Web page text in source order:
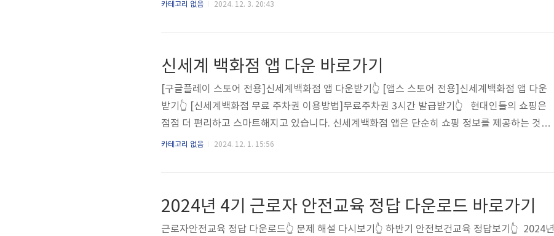
번쨰 버튼을 통해 문제와 정답을 확인하고 조회하거나 파일로 다운받아..
카테고리 없음 2024. 12. 3. 20:43
신세계 백화점 앱 다운 바로가기
[구글플레이 스토어 전용]신세계백화점 앱 다운받기👆 [앱스 스토어 전용]신세계백화점 앱 다운
받기👆 [신세계백화점 무료 주차권 이용방법]무료주차권 3시간 발급받기👆 현대인들의 쇼핑은
점점 더 편리하고 스마트해지고 있습니다. 신세계백화점 앱은 단순히 쇼핑 정보를 제공하는 것을
넘어, 다양한 혜택과 편리한 기능으로 많은 고객들에게 사랑받고 있습니다. 오늘은 신세계백화점
지급되며, 이를 통해 주차비 부담을 줄일 수 ..
카테고리 없음 2024. 12. 1. 15:56
2024년 4기 근로자 안전교육 정답 다운로드 바로가기
근로자안전교육 정답 다운로드👆 문제 해설 다시보기👆 하반기 안전보건교육 정답보기👆 2024년